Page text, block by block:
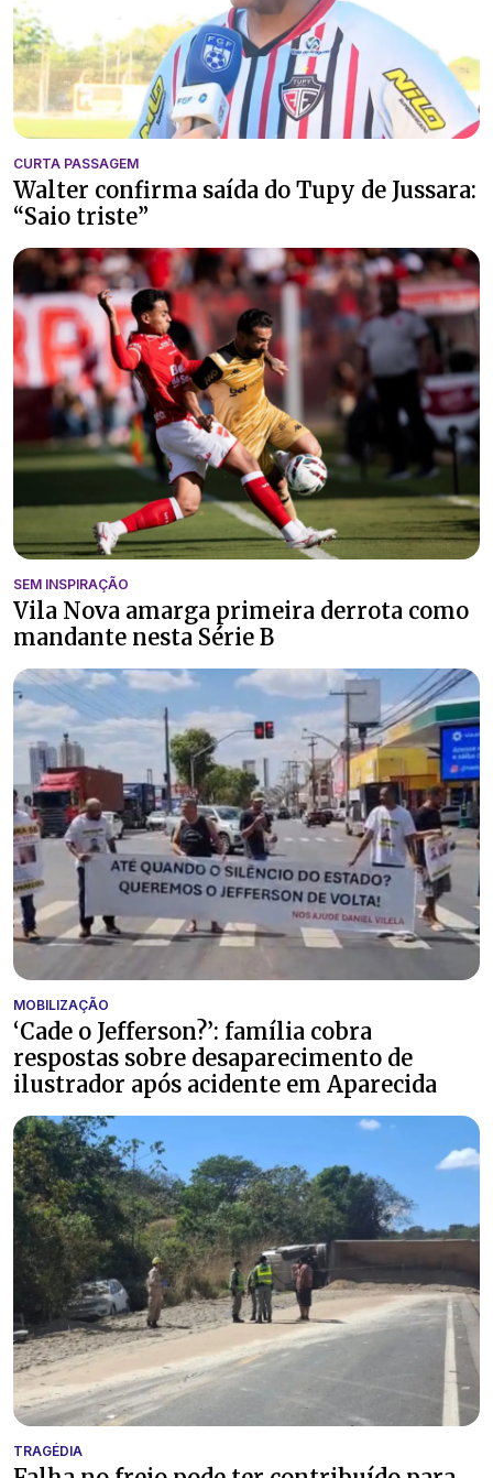
CURTA PASSAGEM
Walter confirma saída do Tupy de Jussara:
“Saio triste”
SEM INSPIRAÇÃO
Vila Nova amarga primeira derrota como
mandante nesta Série B
MOBILIZAÇÃO
‘Cade o Jefferson?’: família cobra
respostas sobre desaparecimento de
ilustrador após acidente em Aparecida
TRAGÉDIA